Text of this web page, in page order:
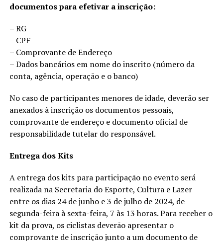
documentos para efetivar a inscrição:
– RG
– CPF
– Comprovante de Endereço
– Dados bancários em nome do inscrito (número da
conta, agência, operação e o banco)
No caso de participantes menores de idade, deverão ser
anexados à inscrição os documentos pessoais,
comprovante de endereço e documento oficial de
responsabilidade tutelar do responsável.
Entrega dos Kits
A entrega dos kits para participação no evento será
realizada na Secretaria do Esporte, Cultura e Lazer
entre os dias 24 de junho e 3 de julho de 2024, de
segunda-feira à sexta-feira, 7 às 13 horas. Para receber o
kit da prova, os ciclistas deverão apresentar o
comprovante de inscrição junto a um documento de